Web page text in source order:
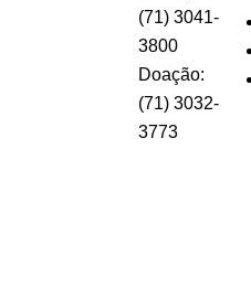
(71) 3041-
3800
Doação:
(71) 3032-
3773